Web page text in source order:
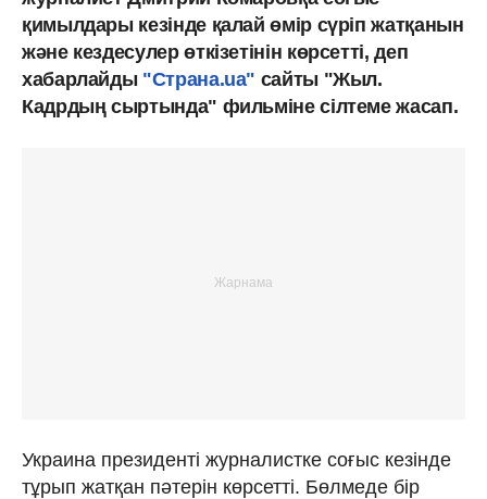
қимылдары кезінде қалай өмір сүріп жатқанын
және кездесулер өткізетінін көрсетті, деп
хабарлайды "Страна.ua" сайты "Жыл.
Кадрдың сыртында" фильміне сілтеме жасап.
Украина президенті журналистке соғыс кезінде
тұрып жатқан пәтерін көрсетті. Бөлмеде бір